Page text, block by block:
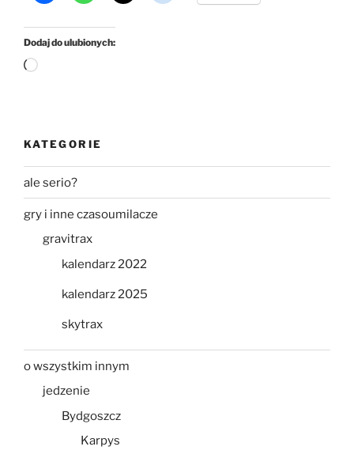
w
górę”
Dodaj do ulubionych:
Wczytywanie…
KATEGORIE
ale serio?
gry i inne czasoumilacze
gravitrax
kalendarz 2022
kalendarz 2025
skytrax
o wszystkim innym
jedzenie
Bydgoszcz
Karpys